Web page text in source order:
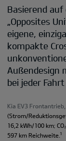
Basierend auf
„Opposites
eigene,
kompakte
Außendesign
bei jeder
Kia EV3
(Strom/
16,2 kWh/100 km;
597 km Reichweite. ¹